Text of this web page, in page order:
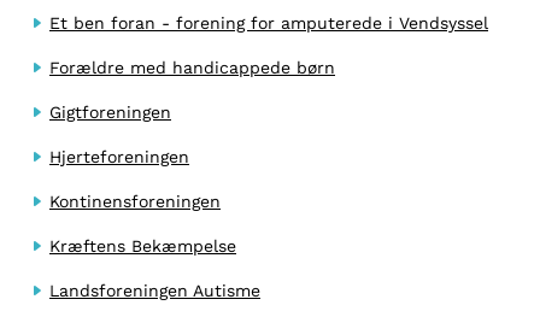
Et ben foran - forening for amputerede i Vendsyssel
Forældre med handicappede børn
Gigtforeningen
Hjerteforeningen
Kontinensforeningen
Kræftens Bekæmpelse
Landsforeningen Autisme